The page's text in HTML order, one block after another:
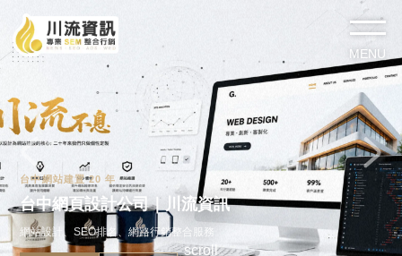
台中網站建置 20 年
台中網頁設計公司｜川流資訊
網站設計、SEO排名、網路行銷整合服務
scroll